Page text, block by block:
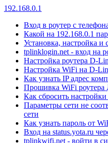
192.168.0.1
Вход в роутер с
Какой на 192.168.0.1
Установка, настройка и
tplinklogin.net - вход на
Настройка роутера D-
Настройка WiFi на D-
Как узнать IP адрес
Прошивка WiFi
Как сбросить
Параметры сети не
сети
Как узнать пароль от
Вход на status.yota.ru
tplinkwifi.net - войти в